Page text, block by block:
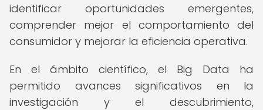
identificar oportunidades emergentes,
comprender mejor el comportamiento del
consumidor y mejorar la eficiencia operativa.
En el ámbito científico, el Big Data ha
permitido avances significativos en la
investigación y el descubrimiento,